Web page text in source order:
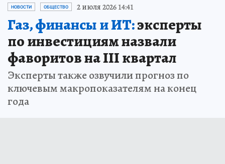
НОВОСТИ ОБЩЕСТВО 2 июля 2026 14:41
Газ, финансы и ИТ:эксперты
по инвестициям назвали
фаворитов на III квартал
Эксперты также озвучили прогноз по
ключевым макропоказателям на конец
года